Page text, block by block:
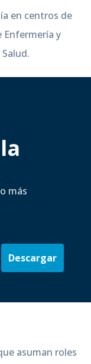
en centros de
Enfermería y
más
asuman roles